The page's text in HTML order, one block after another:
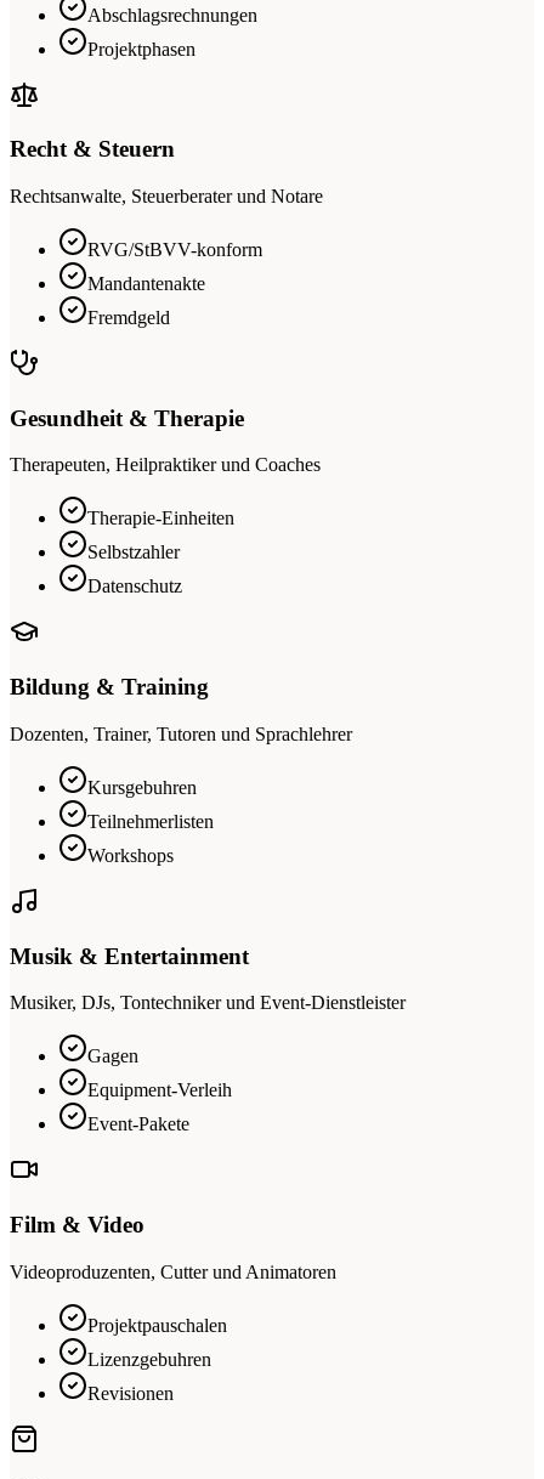
Abschlagsrechnungen
Projektphasen
Recht & Steuern
Rechtsanwalte, Steuerberater und Notare
RVG/StBVV-konform
Mandantenakte
Fremdgeld
Gesundheit & Therapie
Therapeuten, Heilpraktiker und Coaches
Therapie-Einheiten
Selbstzahler
Datenschutz
Bildung & Training
Dozenten, Trainer, Tutoren und Sprachlehrer
Kursgebuhren
Teilnehmerlisten
Workshops
Musik & Entertainment
Musiker, DJs, Tontechniker und Event-Dienstleister
Gagen
Equipment-Verleih
Event-Pakete
Film & Video
Videoproduzenten, Cutter und Animatoren
Projektpauschalen
Lizenzgebuhren
Revisionen